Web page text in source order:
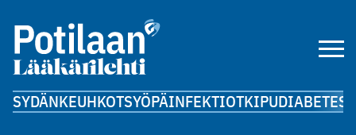
SYDÄNKEUHKOTSYÖPÄINFEKTIOTKIPUDIABETES